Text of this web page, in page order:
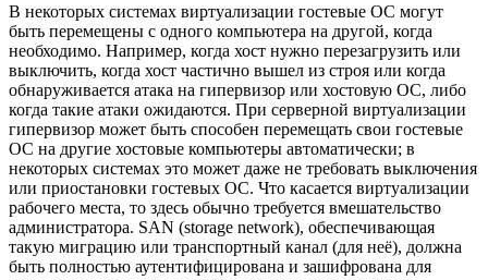
В некоторых системах виртуализации гостевые ОС могут
быть перемещены с одного компьютера на другой, когда
необходимо. Например, когда хост нужно перезагрузить или
выключить, когда хост частично вышел из строя или когда
обнаруживается атака на гипервизор или хостовую ОС, либо
когда такие атаки ожидаются. При серверной виртуализации
гипервизор может быть способен перемещать свои гостевые
ОС на другие хостовые компьютеры автоматически; в
некоторых системах это может даже не требовать выключения
или приостановки гостевых ОС. Что касается виртуализации
рабочего места, то здесь обычно требуется вмешательство
администратора. SAN (storage network), обеспечивающая
такую миграцию или транспортный канал (для неё), должна
быть полностью аутентифицирована и зашифрована для